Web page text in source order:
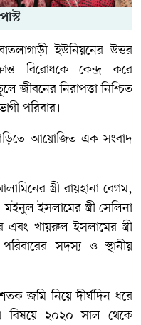
ইউনিয়নের উত্তর
বিরোধকে কেন্দ্র করে
জীবনের নিরাপত্তা নিশ্চিত
পরিবার।
আয়োজিত এক সংবাদ
স্ত্রী রায়হানা বেগম,
ইসলামের স্ত্রী সেলিনা
খায়রুল ইসলামের স্ত্রী
সদস্য ও স্থানীয়
জমি নিয়ে দীর্ঘদিন ধরে
বিষয়ে ২০২০ সাল থেকে